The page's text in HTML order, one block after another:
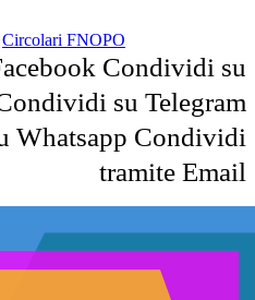
Circolari FNOPO
Condividi su
su Telegram
Whatsapp Condividi
tramite Email